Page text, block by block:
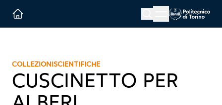
Menu button
COLLEZIONISCIENTIFICHE
CUSCINETTO PER